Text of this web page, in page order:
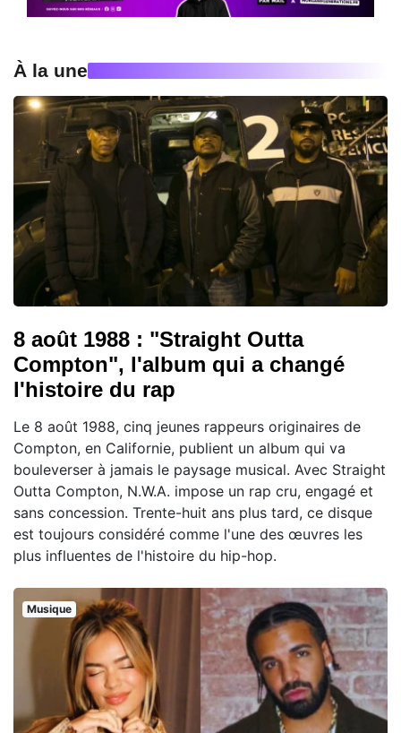
À la une
8 août 1988 : "Straight Outta
Compton", l'album qui a changé
l'histoire du rap
Le 8 août 1988, cinq jeunes rappeurs originaires de
Compton, en Californie, publient un album qui va
bouleverser à jamais le paysage musical. Avec Straight
Outta Compton, N.W.A. impose un rap cru, engagé et
sans concession. Trente-huit ans plus tard, ce disque
est toujours considéré comme l'une des œuvres les
plus influentes de l'histoire du hip-hop.
Musique